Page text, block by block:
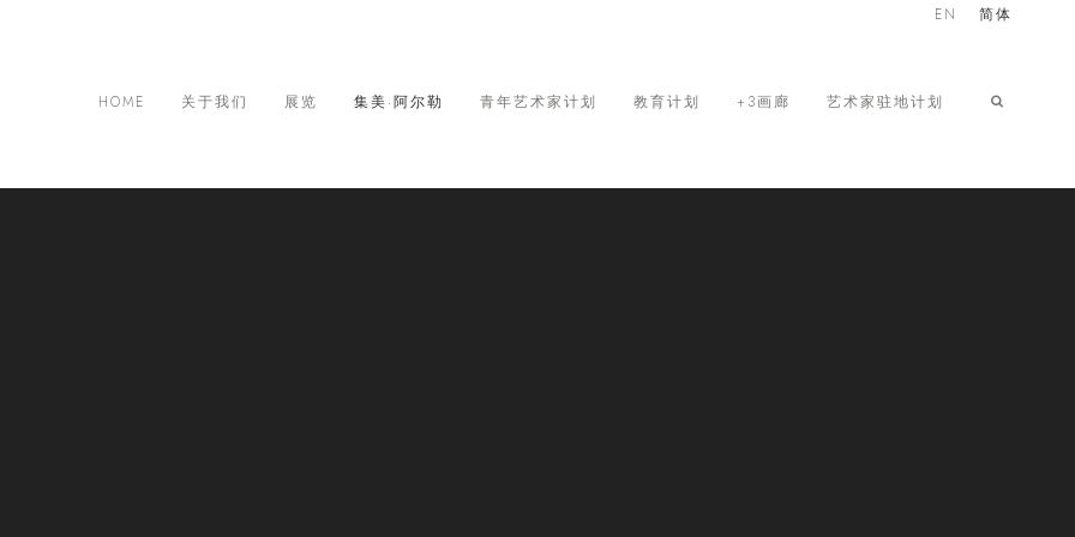
HOME 关于我们 展览 集美·阿尔勒 青年艺术家计划 教育计划 +3画廊 艺术家驻地计划
EN 简体